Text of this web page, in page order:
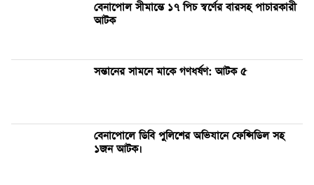
বেনাপোল সীমান্তে ১৭ পিচ স্বর্ণের বারসহ পাচারকারী
আটক
সন্তানের সামনে মাকে গণধর্ষণ: আটক ৫
বেনাপোলে ডিবি পুলিশের অভিযানে ফেন্সিডিল সহ
১জন আটক।